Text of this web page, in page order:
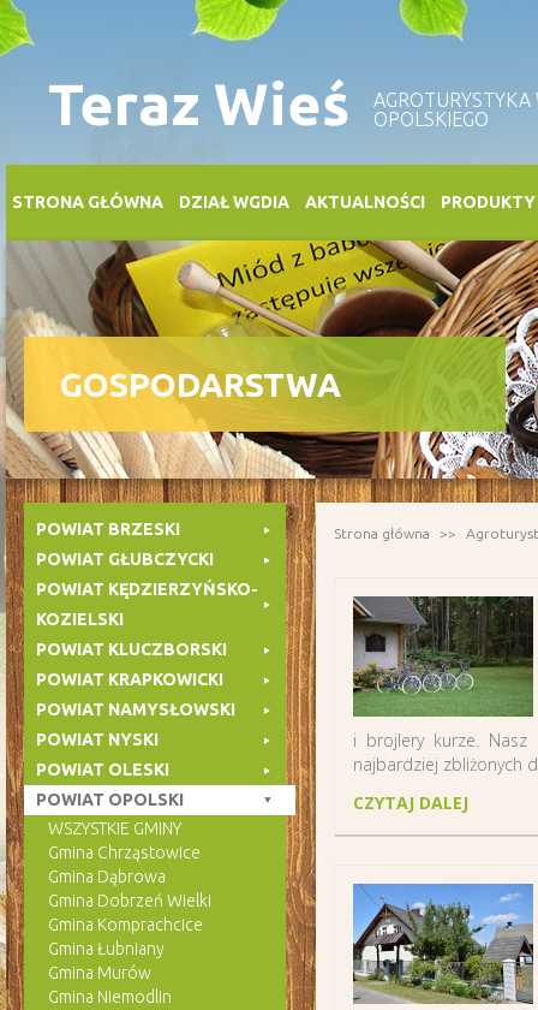
Teraz Wieś
OPOLSKIEGO
STRONA GŁÓWNA DZIAŁ WGDIA AKTUALNOŚCI PRODUKTY
GOSPODARSTWA
POWIAT BRZESKI
POWIAT GŁUBCZYCKI
POWIAT KĘDZIERZYŃSKO-
KOZIELSKI
POWIAT KLUCZBORSKI
POWIAT KRAPKOWICKI
POWIAT NAMYSŁOWSKI
POWIAT NYSKI
POWIAT OLESKI
POWIAT OPOLSKI
WSZYSTKIE GMINY
Gmina Chrząstowice
Gmina Dąbrowa
Gmina Dobrzeń Wielki
Gmina Komprachcice
Gmina Łubniany
Gmina Murów
Gmina Niemodlin
Strona główna
i brojlery kurze. Nasz
najbardziej zbliżonych
CZYTAJ DALEJ